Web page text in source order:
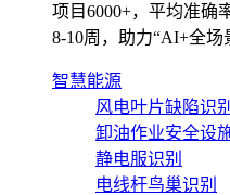
项目6000+，平均准确
8-10周，助力“AI+全场
智慧能源
风电叶片缺陷识别
卸油作业安全设
静电服识别
电线杆鸟巢识别